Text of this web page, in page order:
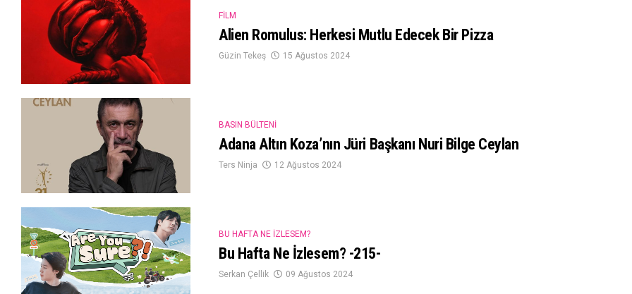
FILM
Alien Romulus: Herkesi Mutlu Edecek Bir Pizza
Güzin Tekeş 15 Ağustos 2024
BASIN BÜLTENI
Adana Altın Koza’nın Jüri Başkanı Nuri Bilge Ceylan
Ters Ninja 12 Ağustos 2024
BU HAFTA NE İZLESEM?
Bu Hafta Ne İzlesem? -215-
Serkan Çellik 09 Ağustos 2024